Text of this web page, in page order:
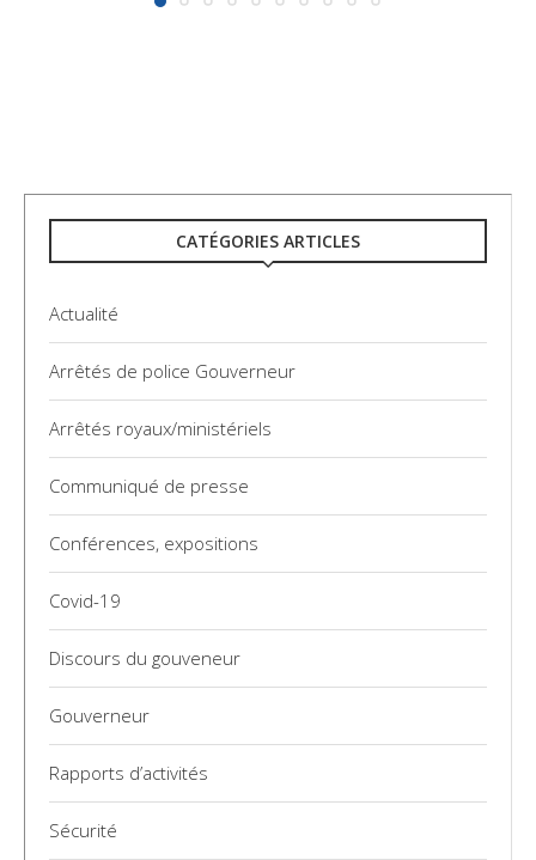
CATÉGORIES ARTICLES
Actualité
Arrêtés de police Gouverneur
Arrêtés royaux/ministériels
Communiqué de presse
Conférences, expositions
Covid-19
Discours du gouveneur
Gouverneur
Rapports d’activités
Sécurité